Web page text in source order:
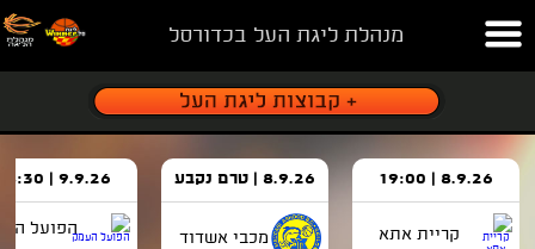
מנהלת ליגת העל בכדורסל
8.9.26 | 19:00
קריית אתא
8.9.26 | טרם נקבע
מכבי אשדוד
9.9.26 | 18:30
הפועל